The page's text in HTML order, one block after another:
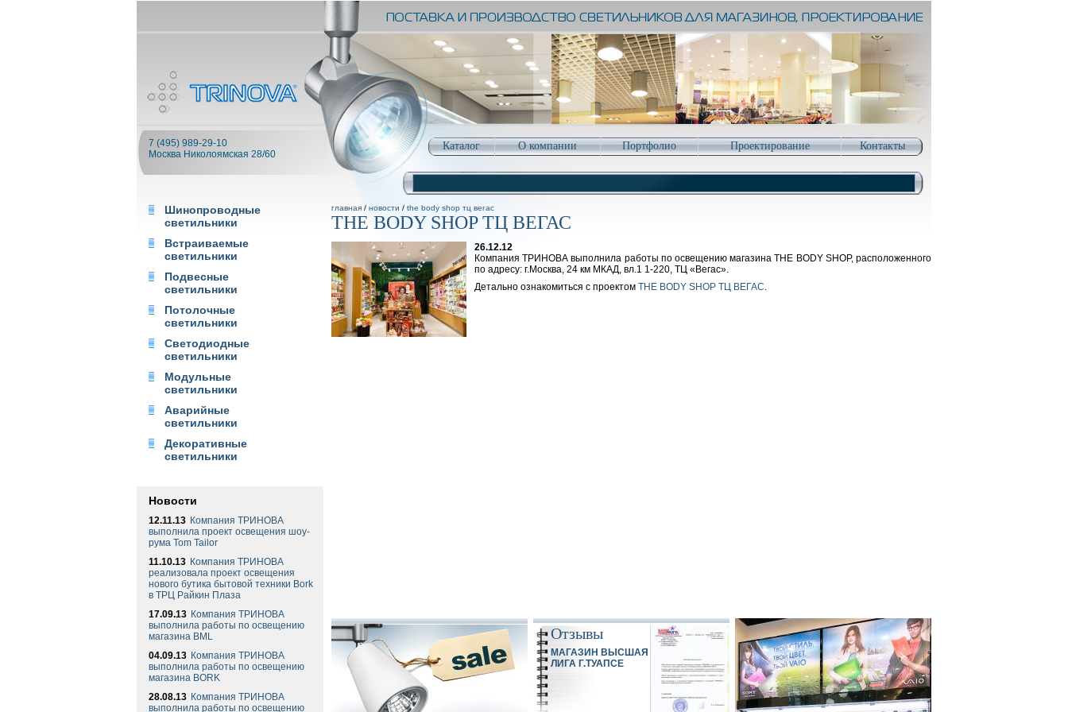
7 (495) 989-29-10
Москва Николоямская 28/60
Каталог О компании Портфолио Проектирование Контакты
Шинопроводные
светильники
Встраиваемые
светильники
Подвесные
светильники
Потолочные
светильники
Светодиодные
светильники
Модульные
светильники
Аварийные
светильники
Декоративные
светильники
Новости
12.11.13 Компания ТРИНОВА
выполнила проект освещения шоу-
рума Tom Tailor
11.10.13 Компания ТРИНОВА
реализовала проект освещения
нового бутика бытовой техники Bork
в ТРЦ Райкин Плаза
17.09.13 Компания ТРИНОВА
выполнила работы по освещению
магазина BML
04.09.13 Компания ТРИНОВА
выполнила работы по освещению
магазина BORK
28.08.13 Компания ТРИНОВА
выполнила работы по освещению
главная / новости / the body shop тц вегас
THE BODY SHOP ТЦ ВЕГАС
26.12.12
Компания ТРИНОВА выполнила работы по освещению магазина THE BODY SHOP, расположенного
по адресу: г.Москва, 24 км МКАД, вл.1 1-220, ТЦ «Вегас».
Детально ознакомиться с проектом THE BODY SHOP ТЦ ВЕГАС.
Отзывы
МАГАЗИН ВЫСШАЯ
ЛИГА Г.ТУАПСЕ